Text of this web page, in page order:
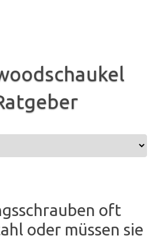
oft
oder müssen sie